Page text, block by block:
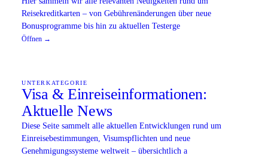
Reisekreditkarten – von Gebührenänderungen über neue
Bonusprogramme bis hin zu aktuellen Testerge
Öffnen →
UNTERKATEGORIE
Visa & Einreiseinformationen:
Aktuelle News
Diese Seite sammelt alle aktuellen Entwicklungen rund um
Einreisebestimmungen, Visumspflichten und neue
Genehmigungssysteme weltweit – übersichtlich a